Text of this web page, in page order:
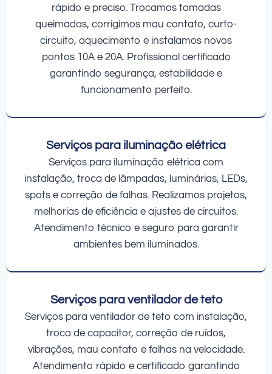
rápido e preciso. Trocamos tomadas
queimadas, corrigimos mau contato, curto-
circuito, aquecimento e instalamos novos
pontos 10A e 20A. Profissional certificado
garantindo segurança, estabilidade e
funcionamento perfeito.
Serviços para iluminação elétrica
Serviços para iluminação elétrica com
instalação, troca de lâmpadas, luminárias, LEDs,
spots e correção de falhas. Realizamos projetos,
melhorias de eficiência e ajustes de circuitos.
Atendimento técnico e seguro para garantir
ambientes bem iluminados.
Serviços para ventilador de teto
Serviços para ventilador de teto com instalação,
troca de capacitor, correção de ruídos,
vibrações, mau contato e falhas na velocidade.
Atendimento rápido e certificado garantindo